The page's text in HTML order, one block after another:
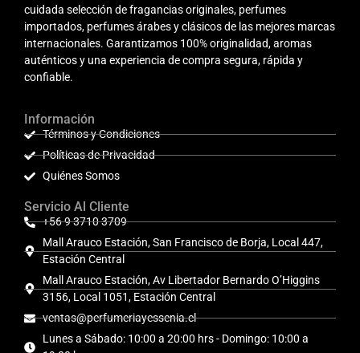
cuidada selección de fragancias originales, perfumes
importados, perfumes árabes y clásicos de las mejores marcas
internacionales. Garantizamos 100% originalidad, aromas
auténticos y una experiencia de compra segura, rápida y
confiable.
Información
Términos y Condiciones
Políticas de Privacidad
Quiénes Somos
Servicio Al Cliente
+56 9 3710 3709
Mall Arauco Estación, San Francisco de Borja, Local 447,
Estación Central
Mall Arauco Estación, Av Libertador Bernardo O’Higgins
3156, Local 1051, Estación Central
ventas@perfumeriayessenia.cl
Lunes a Sábado: 10:00 a 20:00 hrs - Domingo: 10:00 a